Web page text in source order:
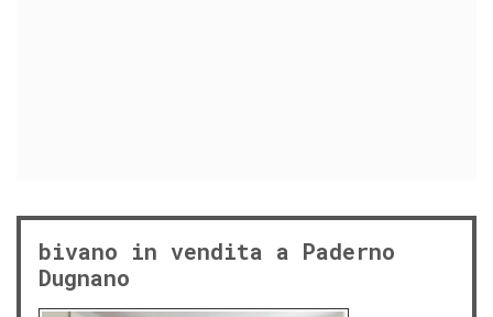
bivano in vendita a Paderno
Dugnano